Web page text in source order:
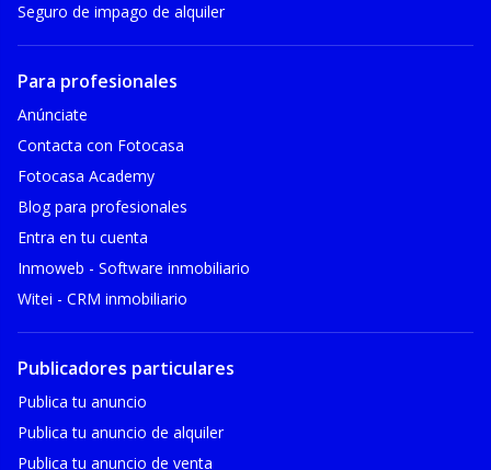
Seguro de impago de alquiler
Para profesionales
Anúnciate
Contacta con Fotocasa
Fotocasa Academy
Blog para profesionales
Entra en tu cuenta
Inmoweb - Software inmobiliario
Witei - CRM inmobiliario
Publicadores particulares
Publica tu anuncio
Publica tu anuncio de alquiler
Publica tu anuncio de venta